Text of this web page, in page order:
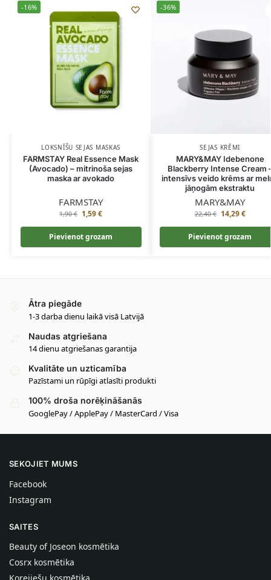
-16%
LOKSNĪŠU SEJAS MASKAS
FARMSTAY Real Essence Mask
(Avocado) – mitrinoša sejas
maska ar avokado
FARMSTAY
1,90€ 1,59€
Pievienot grozam
-36%
SEJAS KRĒMI
MARY&MAY Idebenone
Blackberry Intense Cream
intensīvs veido krēms ar
jāņogām ekstraktu
MARY&MAY
22,40€ 14,29€
Pievienot grozam
Ātra piegāde
1-3 darba dienu laikā visā Latvijā
Naudas atgriešana
14 dienu atgriešanas garantija
Kvalitāte un uzticamība
Pazīstami un rūpīgi atlasīti produkti
100% droša norēķināšanās
GooglePay / ApplePay / MasterCard / Visa
SEKOJIET MUMS
Facebook
Instagram
SAITES
Beauty of Joseon kosmētika
Cosrx kosmētika